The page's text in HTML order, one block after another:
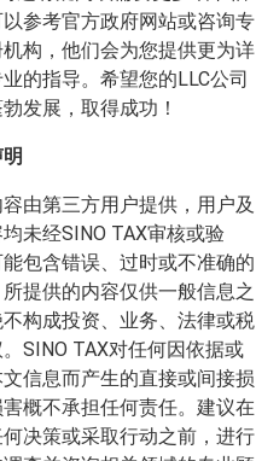
参考官方政府网站或咨询专
构，他们会为您提供更为详
的指导。希望您的LLC公司
发展，取得成功！
由第三方用户提供，用户及
未经SINO TAX审核或验
包含错误、过时或不准确的
提供的内容仅供一般信息之
构成投资、业务、法律或税
SINO TAX对任何因依据或
信息而产生的直接或间接损
概不承担任何责任。建议在
决策或采取行动之前，进行